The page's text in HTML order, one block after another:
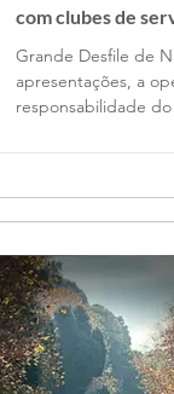
com clubes de
Grande Desfile de
apresentações, a
responsabilidade do
Amizade e Lions Clube. Já no